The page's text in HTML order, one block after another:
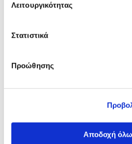
Λειτουργικότητας
Στατιστικά
Προώθησης
Αποδοχή
Αξιολογήσεις
Δες τι κλίκαραν όσοι
προϊόν με εσένα!